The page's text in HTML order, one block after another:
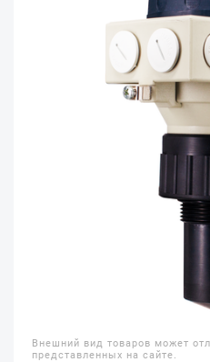
Внешний вид товаров может
представленных на сайте.